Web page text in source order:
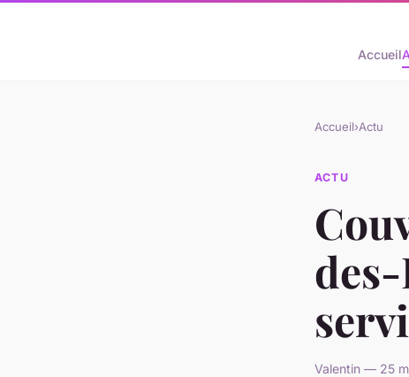
Accueil
Accueil›Actu
ACTU
des-
Valentin — 25